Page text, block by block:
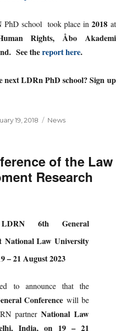
PhD school took place in2018 at
Rights, Åbo Akademi
See thereport here.
next LDRn PhD school? Sign up
19, 2018 Categories
News
of the Law
Research
6th General
National Law University
– 21 August 2023
to announce that the
Conference will be
partnerNational Law
India, on 19 – 21